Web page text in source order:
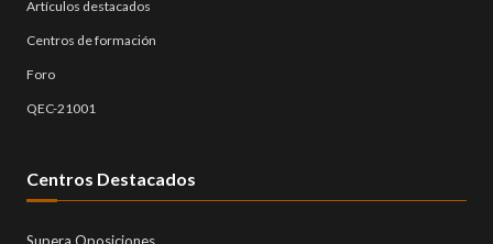
Artículos destacados
Centros de formación
Foro
QEC-21001
Centros Destacados